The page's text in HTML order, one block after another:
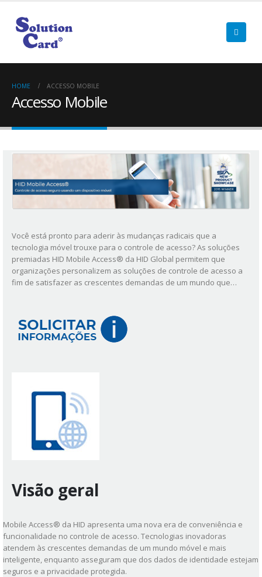
HOME ACCESSO MOBILE
Accesso Mobile
Você está pronto para aderir às mudanças radicais que a
tecnologia móvel trouxe para o controle de acesso? As soluções
premiadas HID Mobile Access® da HID Global permitem que
organizações personalizem as soluções de controle de acesso a
fim de satisfazer as crescentes demandas de um mundo que…
Visão geral
Mobile Access® da HID apresenta uma nova era de conveniência e
funcionalidade no controle de acesso. Tecnologias inovadoras
atendem às crescentes demandas de um mundo móvel e mais
inteligente, enquanto asseguram que dos dados de identidade estejam
seguros e a privacidade protegida.